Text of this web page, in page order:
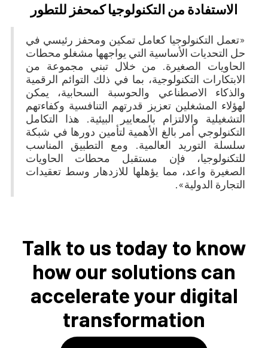
الاستفادة من التكنولوجيا كمحفز للتطور
«تعمل التكنولوجيا كعامل تمكين ومحفز رئيسي في
حل التحديات الأساسية التي يواجهها مشغلو محطات
الحاويات الصغيرة. من خلال تبني مجموعة من
الابتكارات التكنولوجية، بما في ذلك التوائم الرقمية
والذكاء الاصطناعي والحوسبة السحابية، يمكن
لهؤلاء المشغلين تعزيز قدرتهم التنافسية وكفاءتهم
التشغيلية والالتزام بالمعايير البيئية. هذا التكامل
التكنولوجي أمر بالغ الأهمية لتأمين دورها في شبكة
سلسلة التوريد العالمية. ومع التطبيق المناسب
للتكنولوجيا، فإن مستقبل محطات الحاويات
الصغيرة واعد، مما يؤهلها للازدهار وسط تعقيدات
التجارة الدولية».
Talk to us today to know
how our solutions can
accelerate your digital
transformation